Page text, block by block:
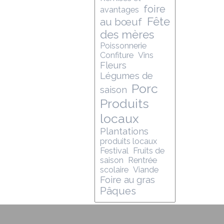
avantages foire
au bœuf Fête
des mères
Poissonnerie
Confiture Vins
Fleurs
Légumes de
saison Porc
Produits
locaux
Plantations
produits locaux
Festival Fruits de
saison
Rentrée
scolaire Viande
Foire au gras
Pâques